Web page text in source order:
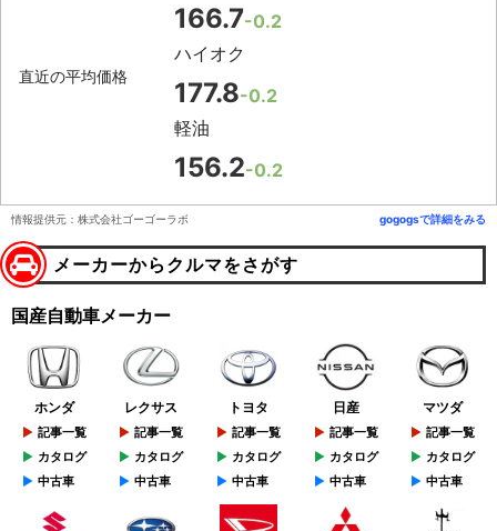
直近の平均価格
166.7-0.2
ハイオク
177.8-0.2
軽油
156.2-0.2
情報提供元：株式会社ゴーゴーラボ gogogsで詳細をみる
メーカーからクルマをさがす
国産自動車メーカー
ホンダ
記事一覧
カタログ
中古車
レクサス
記事一覧
カタログ
中古車
トヨタ
記事一覧
カタログ
中古車
日産
記事一覧
カタログ
中古車
マツダ
記事一覧
カタログ
中古車